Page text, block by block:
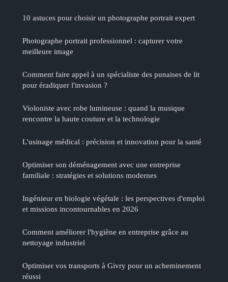
10 astuces pour choisir un photographe portrait expert
Photographe portrait professionnel : capturer votre
meilleure image
Comment faire appel à un spécialiste des punaises de lit
pour éradiquer l'invasion ?
Violoniste avec robe lumineuse : quand la musique
rencontre la haute couture et la technologie
L'usinage médical : précision et innovation pour la santé
Optimiser son déménagement avec une entreprise
familiale : stratégies et solutions modernes
Ingénieur en biologie végétale : les perspectives d'emploi
et missions incontournables en 2026
Comment améliorer l'hygiène en entreprise grâce au
nettoyage industriel
Optimiser vos transports à Givry pour un acheminement
réussi